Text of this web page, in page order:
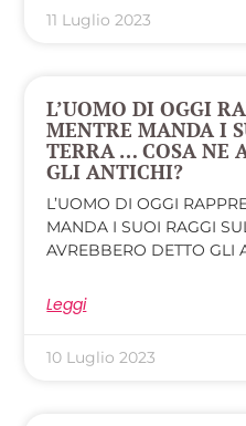
11 Luglio 2023
L’UOMO DI OGGI
MENTRE MANDA I
TERRA … COSA NE
GLI ANTICHI?
L’UOMO DI OGGI
MANDA I SUOI RAGGI
AVREBBERO DETTO GLI
Leggi
10 Luglio 2023